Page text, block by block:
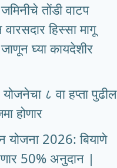
जमिनीचे तोंडी वाटप
हिस्सा मागू
घ्या कायदेशीर
योजनेचा ८ वा हप्ता पुढील
होणार
योजना 2026: बियाणे
50% अनुदान |